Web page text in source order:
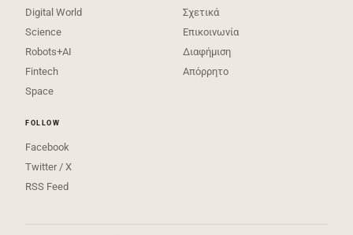
Digital World
Science
Robots+AI
Fintech
Space
Σχετικά
Επικοινωνία
Διαφήμιση
Απόρρητο
FOLLOW
Facebook
Twitter / X
RSS Feed